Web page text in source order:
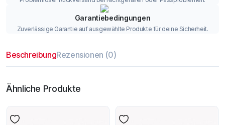
Garantiebedingungen
Zuverlässige Garantie auf ausgewählte Produkte für deine Sicherheit.
BeschreibungRezensionen (0)
Ähnliche Produkte